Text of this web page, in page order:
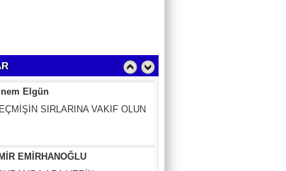
EMİRHANOĞLU
ARA VERİN
SOYDAN